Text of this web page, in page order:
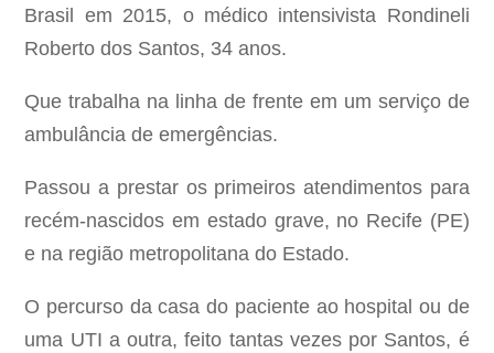
Brasil em 2015, o médico intensivista Rondineli
Roberto dos Santos, 34 anos.
Que trabalha na linha de frente em um serviço de
ambulância de emergências.
Passou a prestar os primeiros atendimentos para
recém-nascidos em estado grave, no Recife (PE)
e na região metropolitana do Estado.
O percurso da casa do paciente ao hospital ou de
uma UTI a outra, feito tantas vezes por Santos, é